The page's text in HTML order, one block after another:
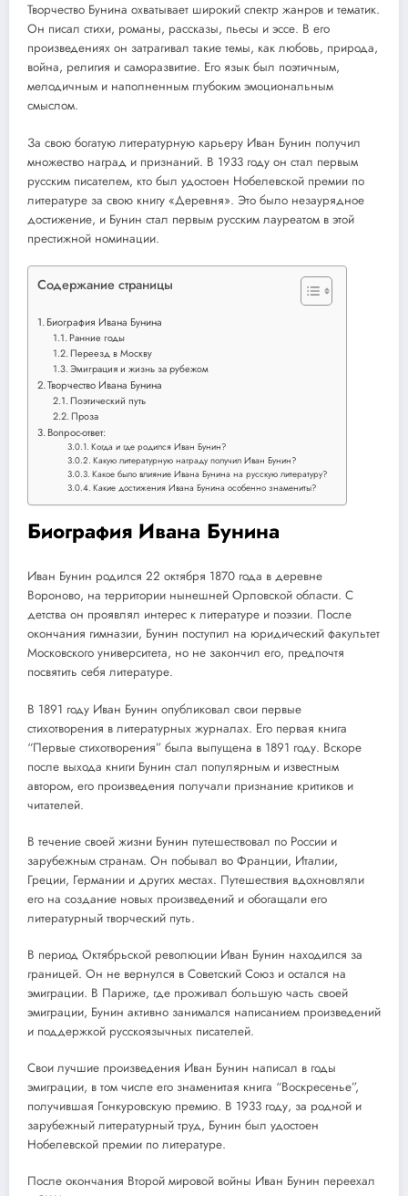
Творчество Бунина охватывает широкий спектр жанров и тематик.
Он писал стихи, романы, рассказы, пьесы и эссе. В его
произведениях он затрагивал такие темы, как любовь, природа,
война, религия и саморазвитие. Его язык был поэтичным,
мелодичным и наполненным глубоким эмоциональным
смыслом.
За свою богатую литературную карьеру Иван Бунин получил
множество наград и признаний. В 1933 году он стал первым
русским писателем, кто был удостоен Нобелевской премии по
литературе за свою книгу «Деревня». Это было незаурядное
достижение, и Бунин стал первым русским лауреатом в этой
престижной номинации.
Содержание страницы
Биография Ивана Бунина
Ранние годы
Переезд в Москву
Эмиграция и жизнь за рубежом
Творчество Ивана Бунина
Поэтический путь
Проза
Вопрос-ответ:
Когда и где родился Иван Бунин?
Какую литературную награду получил Иван Бунин?
Какое было влияние Ивана Бунина на русскую литературу?
Какие достижения Ивана Бунина особенно знамениты?
Биография Ивана Бунина
Иван Бунин родился 22 октября 1870 года в деревне
Вороново, на территории нынешней Орловской области. С
детства он проявлял интерес к литературе и поэзии. После
окончания гимназии, Бунин поступил на юридический факультет
Московского университета, но не закончил его, предпочтя
посвятить себя литературе.
В 1891 году Иван Бунин опубликовал свои первые
стихотворения в литературных журналах. Его первая книга
“Первые стихотворения” была выпущена в 1891 году. Вскоре
после выхода книги Бунин стал популярным и известным
автором, его произведения получали признание критиков и
читателей.
В течение своей жизни Бунин путешествовал по России и
зарубежным странам. Он побывал во Франции, Италии,
Греции, Германии и других местах. Путешествия вдохновляли
его на создание новых произведений и обогащали его
литературный творческий путь.
В период Октябрьской революции Иван Бунин находился за
границей. Он не вернулся в Советский Союз и остался на
эмиграции. В Париже, где проживал большую часть своей
эмиграции, Бунин активно занимался написанием произведений
и поддержкой русскоязычных писателей.
Свои лучшие произведения Иван Бунин написал в годы
эмиграции, в том числе его знаменитая книга “Воскресенье”,
получившая Гонкуровскую премию. В 1933 году, за родной и
зарубежный литературный труд, Бунин был удостоен
Нобелевской премии по литературе.
После окончания Второй мировой войны Иван Бунин переехал